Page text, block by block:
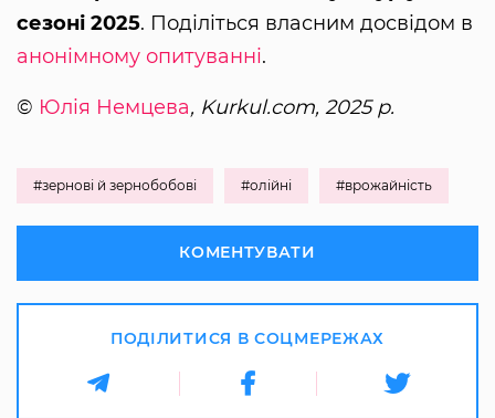
сезоні 2025. Поділіться власним досвідом в
анонімному опитуванні.
© Юлія Немцева, Kurkul.com, 2025 р.
#зернові й зернобобові #олійні #врожайність
КОМЕНТУВАТИ
ПОДІЛИТИСЯ В СОЦМЕРЕЖАХ